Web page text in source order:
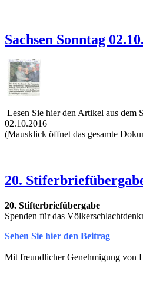
Sachsen Sonntag
Lesen Sie hier den Artikel aus dem
02.10.2016
(Mausklick öffnet das gesamte
20.
20. Stifterbriefübergabe
Spenden für das
Sehen Sie hier den Beitrag
Mit freundlicher Genehmigung von